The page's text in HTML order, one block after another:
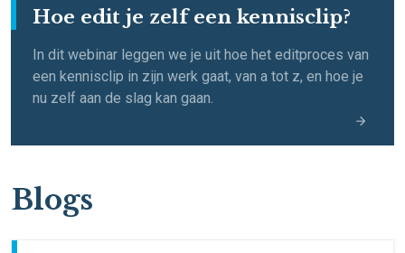
Hoe edit je zelf een kennisclip?
In dit webinar leggen we je uit hoe het editproces van
een kennisclip in zijn werk gaat, van a tot z, en hoe je
nu zelf aan de slag kan gaan.
Blogs